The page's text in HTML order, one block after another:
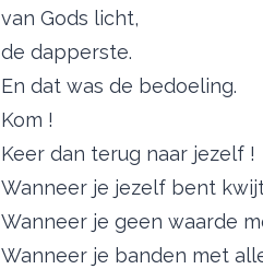
van Gods licht,
de dapperste.
En dat was de bedoeling.
Kom !
Keer dan terug naar jezelf !
Wanneer je jezelf bent
Wanneer je geen waarde
Wanneer je banden met